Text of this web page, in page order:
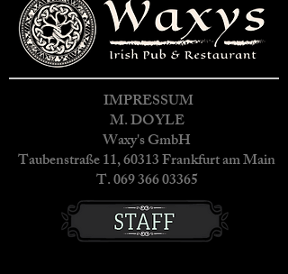
IMPRESSUM
M. DOYLE
Waxy's GmbH
Taubenstraße 11, 60313 Frankfurt am Main
T.069 366 03365